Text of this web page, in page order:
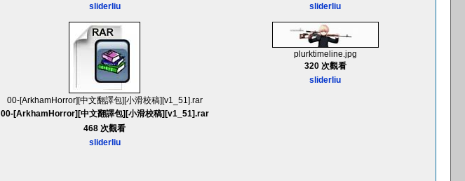
sliderliu
sliderliu
00-[ArkhamHorror][中文翻譯包][小滑校稿][v1_51].rar
00-[ArkhamHorror][中文翻譯包][小滑校稿][v1_51].rar
468 次觀看
sliderliu
plurktimeline.jpg
320 次觀看
sliderliu